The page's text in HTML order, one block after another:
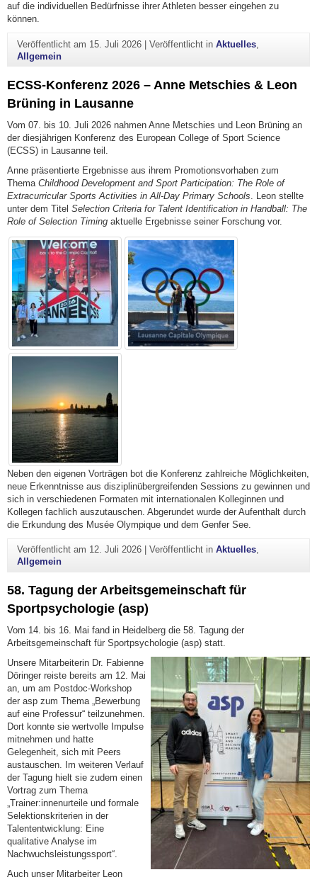
auf die individuellen Bedürfnisse ihrer Athleten besser eingehen zu
können.
Veröffentlicht am 15. Juli 2026| Veröffentlicht in Aktuelles,
Allgemein
ECSS-Konferenz 2026 – Anne Metschies & Leon
Brüning in Lausanne
Vom 07. bis 10. Juli 2026 nahmen Anne Metschies und Leon Brüning an
der diesjährigen Konferenz des European College of Sport Science
(ECSS) in Lausanne teil.
Anne präsentierte Ergebnisse aus ihrem Promotionsvorhaben zum
Thema Childhood Development and Sport Participation: The Role of
Extracurricular Sports Activities in All-Day Primary Schools . Leon stellte
unter dem Titel Selection Criteria for Talent Identification in Handball: The
Role of Selection Timing aktuelle Ergebnisse seiner Forschung vor.
Neben den eigenen Vorträgen bot die Konferenz zahlreiche Möglichkeiten,
neue Erkenntnisse aus disziplinübergreifenden Sessions zu gewinnen und
sich in verschiedenen Formaten mit internationalen Kolleginnen und
Kollegen fachlich auszutauschen. Abgerundet wurde der Aufenthalt durch
die Erkundung des Musée Olympique und dem Genfer See.
Veröffentlicht am 12. Juli 2026| Veröffentlicht in Aktuelles,
Allgemein
58. Tagung der Arbeitsgemeinschaft für
Sportpsychologie (asp)
Vom 14. bis 16. Mai fand in Heidelberg die 58. Tagung der
Arbeitsgemeinschaft für Sportpsychologie (asp) statt.
Unsere Mitarbeiterin Dr. Fabienne
Döringer reiste bereits am 12. Mai
an, um am Postdoc-Workshop
der asp zum Thema „Bewerbung
auf eine Professur“ teilzunehmen.
Dort konnte sie wertvolle Impulse
mitnehmen und hatte
Gelegenheit, sich mit Peers
austauschen. Im weiteren Verlauf
der Tagung hielt sie zudem einen
Vortrag zum Thema
„Trainer:innenurteile und formale
Selektionskriterien in der
Talententwicklung: Eine
qualitative Analyse im
Nachwuchsleistungssport“.
Auch unser Mitarbeiter Leon